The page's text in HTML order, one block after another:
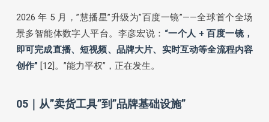
2026 年 5 月，”慧播星”升级为”百度一镜”——全球首个全场
景多智能体数字人平台。李彦宏说： “一个人 + 百度一镜，
即可完成直播、短视频、品牌大片、实时互动等全流程内容
创作” [12]。”能力平权”，正在发生。
05｜从”卖货工具”到”品牌基础设施”